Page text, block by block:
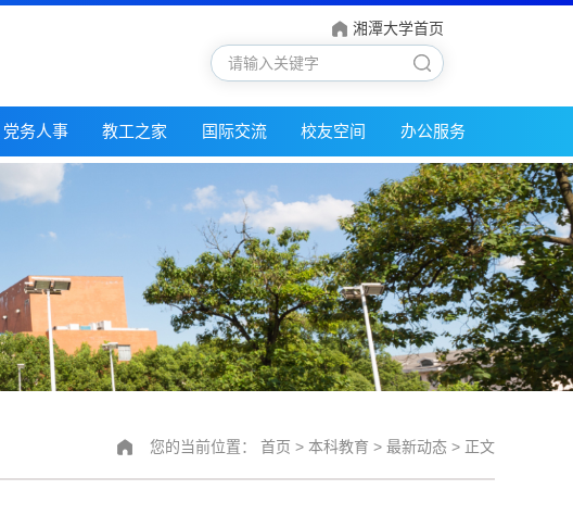
湘潭大学首页
党务人事 教工之家 国际交流 校友空间 办公服务
您的当前位置： 首页 > 本科教育 > 最新动态 > 正文